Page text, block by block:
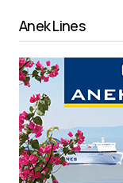
Anek Lines